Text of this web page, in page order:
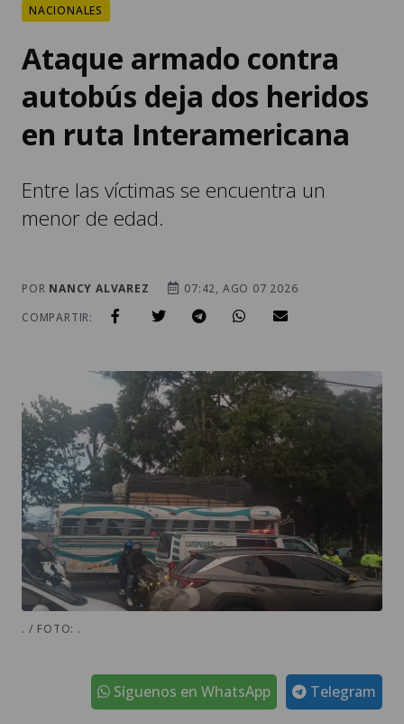
NACIONALES
Ataque armado contra
autobús deja dos heridos
en ruta Interamericana
Entre las víctimas se encuentra un
menor de edad.
POR NANCY ALVAREZ
07:42, AGO 07 2026
COMPARTIR:
. / FOTO: .
Telegram
Síguenos en WhatsApp